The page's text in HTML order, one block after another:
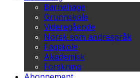
Barnehage
Grunnskole
Videregående
Norsk som andrespråk
Fagskole
Akademisk
Forskning